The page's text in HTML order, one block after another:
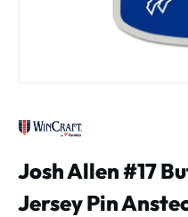
Josh Allen #17
Jersey Pin